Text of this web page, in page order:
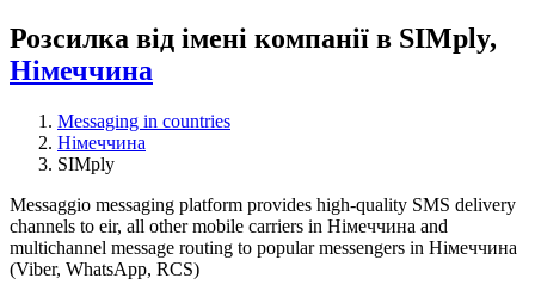
Розсилка від імені компанії в SIMply,
Німеччина
Messaging in countries
Німеччина
SIMply
Messaggio messaging platform provides high-quality SMS delivery
channels to eir, all other mobile carriers in Німеччина and
multichannel message routing to popular messengers in Німеччина
(Viber, WhatsApp, RCS)